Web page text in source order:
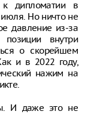
к дипломатии в
Но ничто не
давление из-за
внутри
о скорейшем
и в 2022 году,
нажим на
И даже это не